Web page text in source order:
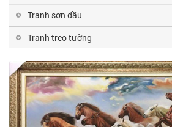
Tranh sơn dầu
Tranh treo tường